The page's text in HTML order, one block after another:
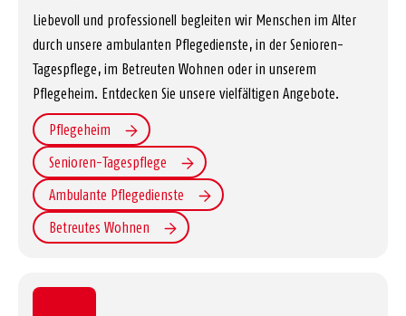
Liebevoll und professionell begleiten wir Menschen im Alter
durch unsere ambulanten Pflegedienste, in der Senioren-
Tagespflege, im Betreuten Wohnen oder in unserem
Pflegeheim. Entdecken Sie unsere vielfältigen Angebote.
Pflegeheim
Senioren-Tagespflege
Ambulante Pflegedienste
Betreutes Wohnen